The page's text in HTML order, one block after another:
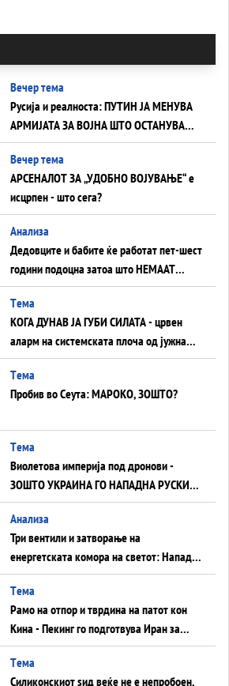
Вечер тема
Русија и реалноста: ПУТИН ЈА МЕНУВА
АРМИЈАТА ЗА ВОЈНА ШТО ОСТАНУВА
БЕЗ ФРОНТ
Вечер тема
АРСЕНАЛОТ ЗА „УДОБНО ВОЈУВАЊЕ“ е
исцрпен - што сега?
Анализа
Дедовците и бабите ќе работат пет-шест
години подоцна затоа што НЕМААТ
ВНУЦИ ДА ГИ ЗАМЕНАТ
Tема
КОГА ДУНАВ ЈА ГУБИ СИЛАТА - црвен
аларм на системската плоча од јужна
Германија до Црното Море...
Tема
Пробив во Сеута: МАРОКО, ЗОШТО?
Tема
Виолетова империја под дронови -
ЗОШТО УКРАИНА ГО НАПАДНА РУСКИОТ
WILDBERRIES
Aнализа
Три вентили и затворање на
енергетската комора на светот: Нападот
во Суец најавува глобален енергетски
инфаркт?
Tема
Рамо на отпор и тврдина на патот кон
Кина - Пекинг го подготвува Иран за
американска копнена инвазија
Tема
Силиконскиот ѕид веќе не е непробоен,